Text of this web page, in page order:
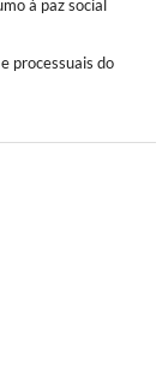
à paz social
processuais do